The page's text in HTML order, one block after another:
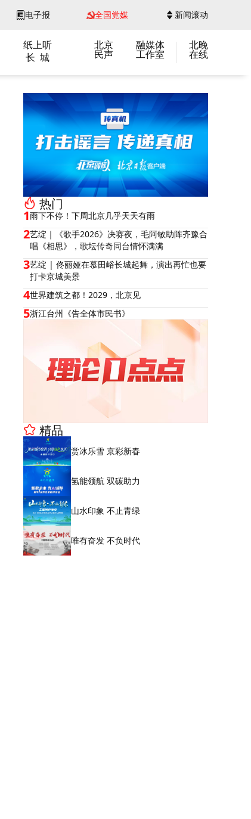
电子报 全国党媒 新闻滚动
纸上听
长 城
北京
民声
融媒体
工作室
北晚
在线
热门
1雨下不停！下周北京几乎天天有雨
2艺绽｜《歌手2026》决赛夜，毛阿敏助阵齐豫合
唱《相思》，歌坛传奇同台情怀满满
3艺绽 | 佟丽娅在慕田峪长城起舞，演出再忙也要
打卡京城美景
4世界建筑之都！2029，北京见
5浙江台州《告全体市民书》
精品
赏冰乐雪 京彩新春
氢能领航 双碳助力
山水印象 不止青绿
唯有奋发 不负时代